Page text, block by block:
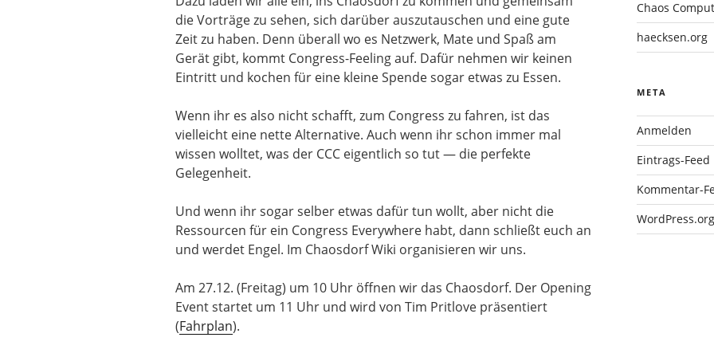
die Vorträge zu sehen, sich darüber auszutauschen und eine gute
Zeit zu haben. Denn überall wo es Netzwerk, Mate und Spaß am
Gerät gibt, kommt Congress-Feeling auf. Dafür nehmen wir keinen
Eintritt und kochen für eine kleine Spende sogar etwas zu Essen.
Wenn ihr es also nicht schafft, zum Congress zu fahren, ist das
vielleicht eine nette Alternative. Auch wenn ihr schon immer mal
wissen wolltet, was der CCC eigentlich so tut — die perfekte
Gelegenheit.
Und wenn ihr sogar selber etwas dafür tun wollt, aber nicht die
Ressourcen für ein Congress Everywhere habt, dann schließt euch an
und werdet Engel. Im Chaosdorf Wiki organisieren wir uns.
Am 27.12. (Freitag) um 10 Uhr öffnen wir das Chaosdorf. Der Opening
Event startet um 11 Uhr und wird von Tim Pritlove präsentiert
(Fahrplan).
Chaos
haecksen.org
META
Anmelden
Eintrags-Feed
Kommentar-
WordPress.org